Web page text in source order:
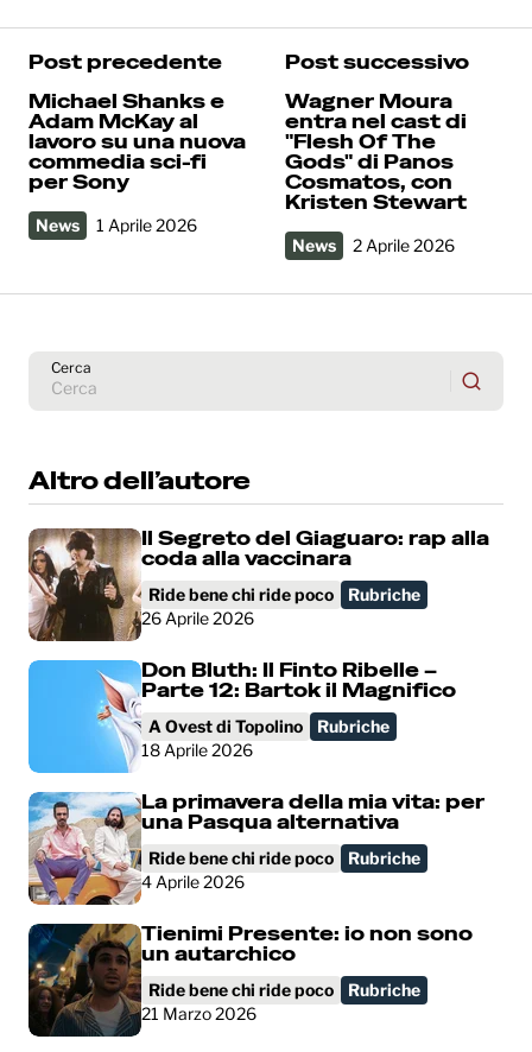
Post precedente
Michael Shanks e
Adam McKay al
lavoro su una nuova
commedia sci-fi
per Sony
News 1 Aprile 2026
Post successivo
Wagner Moura
entra nel cast di
"Flesh Of The
Gods" di Panos
Cosmatos, con
Kristen Stewart
News 2 Aprile 2026
Cerca
Altro dell’autore
Il Segreto del Giaguaro: rap alla
coda alla vaccinara
Ride bene chi ride poco
Rubriche
26 Aprile 2026
Don Bluth: Il Finto Ribelle –
Parte 12: Bartok il Magnifico
A Ovest di Topolino
Rubriche
18 Aprile 2026
La primavera della mia vita: per
una Pasqua alternativa
Ride bene chi ride poco
Rubriche
4 Aprile 2026
Tienimi Presente: io non sono
un autarchico
Ride bene chi ride poco
Rubriche
21 Marzo 2026